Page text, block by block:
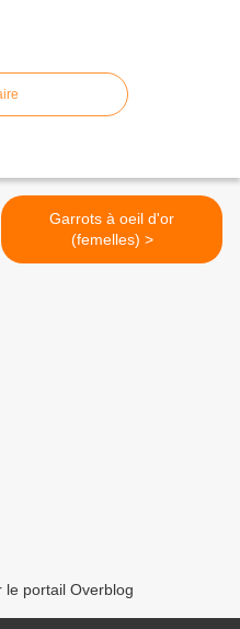
Garrots à oeil d'or
(femelles) >
le portail Overblog